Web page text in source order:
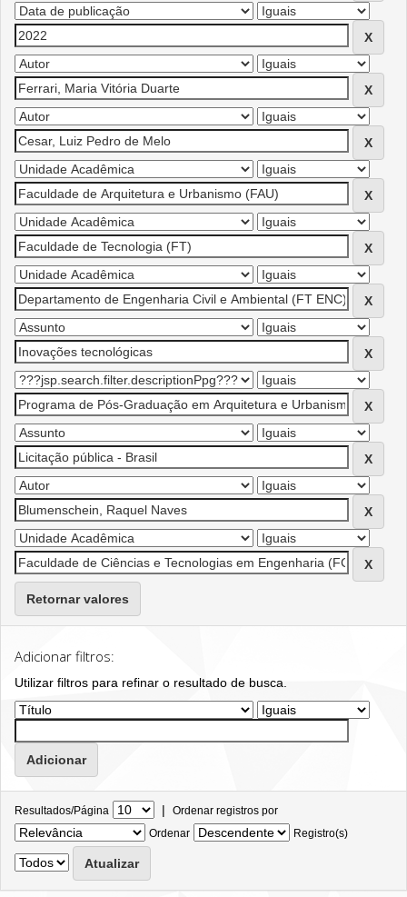
Retornar valores
Adicionar filtros:
Utilizar filtros para refinar o resultado de busca.
Resultados/Página | Ordenar registros por
Ordenar
Registro(s)